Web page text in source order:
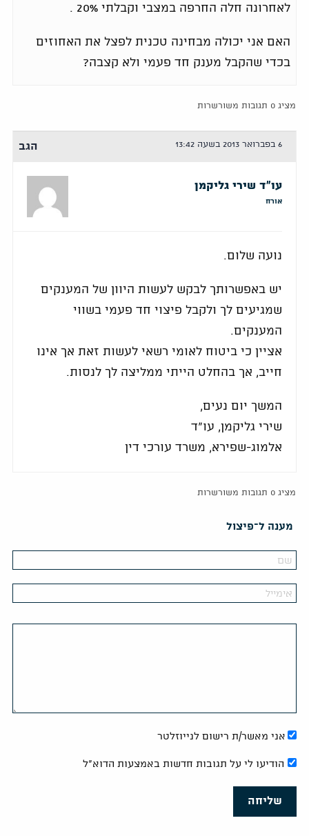
לאחרונה חלה החרפה במצבי וקבלתי 20% .
האם אני יכולה מבחינה טכנית לפצל את האחוזים
בכדי שהקבל מענק חד פעמי ולא קצבה?
מציג 0 תגובות משורשרות
6 בפברואר 2013 בשעה 13:42 הגב
עו"ד שירי גליקמן
אורח
נועה שלום.
יש באפשרותך לבקש לעשות היוון של המענקים
שמגיעים לך ולקבל פיצוי חד פעמי בשווי
המענקים.
אציין כי ביטוח לאומי רשאי לעשות זאת אך אינו
חייב, אך בהחלט הייתי ממליצה לך לנסות.
המשך יום נעים,
שירי גליקמן, עו"ד
אלמוג-שפירא, משרד עורכי דין
מציג 0 תגובות משורשרות
מענה ל־פיצול
אני מאשר/ת רישום לנייוזלטר
הודיעו לי על תגובות חדשות באמצעות הדוא"ל
שליחה